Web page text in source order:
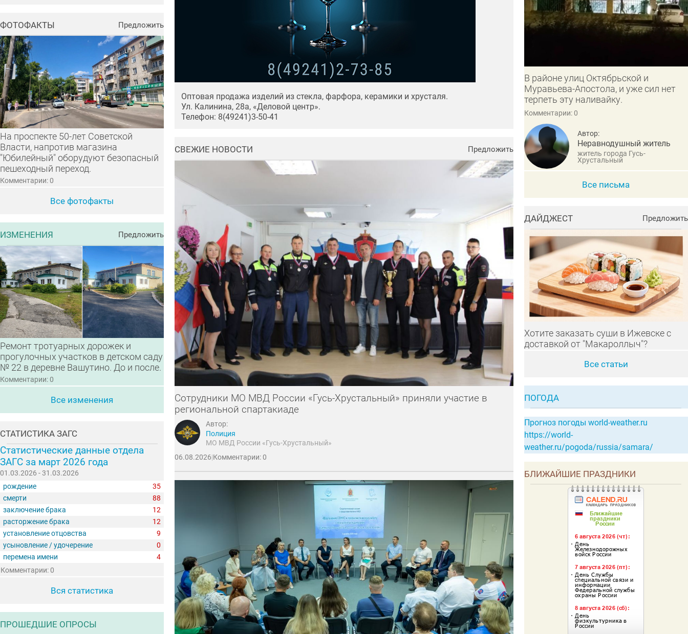
Оптовая продажа изделий из стекла, фарфора, керамики и хрусталя.
Ул. Калинина, 28а, «Деловой центр».
Телефон: 8(49241)3-50-41
СВЕЖИЕ НОВОСТИ Предложить
Сотрудники МО МВД России «Гусь-Хрустальный» приняли участие в
региональной спартакиаде
Автор:
Полиция
МО МВД России «Гусь-Хрустальный»
06.08.2026|Комментарии: 0
ФОТОФАКТЫ Предложить
На проспекте 50-лет Советской
Власти, напротив магазина
"Юбилейный" оборудуют безопасный
пешеходный переход.
Комментарии: 0
Все фотофакты
ИЗМЕНЕНИЯ Предложить
Ремонт тротуарных дорожек и
прогулочных участков в детском саду
№ 22 в деревне Вашутино. До и после.
Комментарии: 0
Все изменения
СТАТИСТИКА ЗАГС
Статистические данные отдела
ЗАГС за март 2026 года
01.03.2026 - 31.03.2026
рождение
35
смерти
88
заключение брака
12
расторжение брака
12
установление отцовства
9
усыновление / удочерение
0
перемена имени
4
Комментарии: 0
Вся статистика
ПРОШЕДШИЕ ОПРОСЫ
В районе улиц Октябрьской и
Муравьева-Апостола, и уже сил нет
терпеть эту наливайку.
Комментарии: 0
Автор:
Неравнодушный житель
житель города Гусь-
Хрустальный
Все письма
ДАЙДЖЕСТ Предложить
Хотите заказать суши в Ижевске с
доставкой от "Макароллыч"?
Все статьи
ПОГОДА
Прогноз погоды world-weather.ru
https://world-
weather.ru/pogoda/russia/samara/
БЛИЖАЙШИЕ ПРАЗДНИКИ